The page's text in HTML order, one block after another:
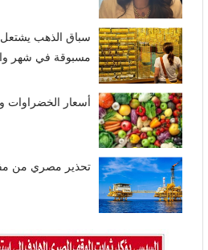
سباق الذهب
مسبوقة في شهر
أسعار الخضراوات
تحذير مصري من